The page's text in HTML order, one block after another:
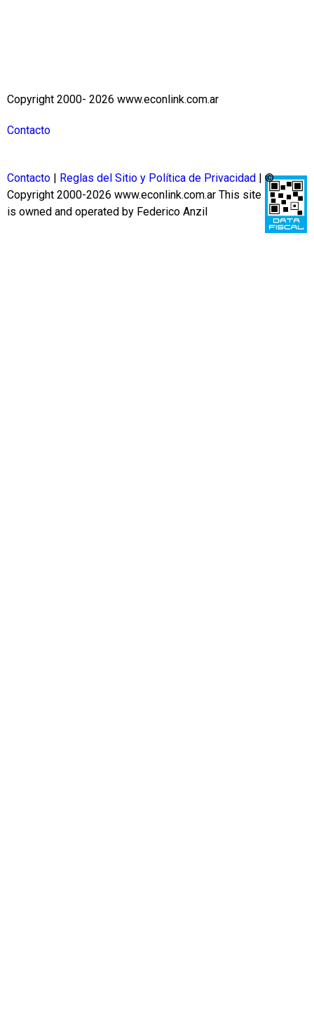
Copyright 2000- 2026 www.econlink.com.ar
Contacto
Contacto Reglas del Sitio y Política de Privacidad
| ©
Copyright 2000-2026 www.econlink.com.ar This site
is owned and operated by Federico Anzil